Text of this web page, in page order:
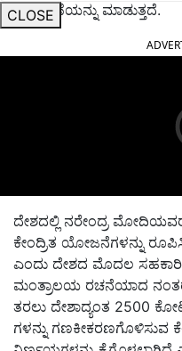
CLOSE
ಸಂಗ್ರಹಣೆಯನ್ನು ಮಾಡುತ್ತದೆ.
ದೇಶದಲ್ಲಿ ನರೇಂದ್ರ
ಕೇಂದ್ರಿತ ಯೋಜನೆಗಳನ್ನು
ಎಂದು ದೇಶದ ಮೊದಲ
ಮಂತ್ರಾಲಯ ರಚನೆಯಾದ ನಂತರ
ತರಲು ದೇಶಾದ್ಯಂತ 2500
ಗಳನ್ನು